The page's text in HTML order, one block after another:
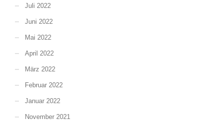
Juli 2022
Juni 2022
Mai 2022
April 2022
März 2022
Februar 2022
Januar 2022
November 2021